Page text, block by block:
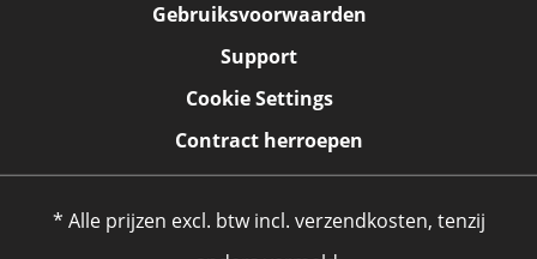
Gebruiksvoorwaarden
Support
Cookie Settings
Contract herroepen
* Alle prijzen excl. btw incl. verzendkosten, tenzij